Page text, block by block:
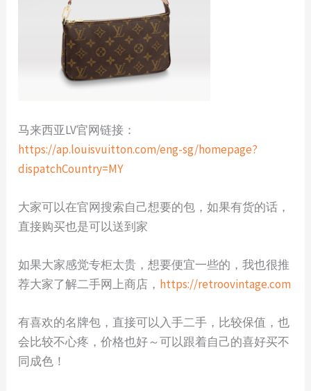
马来西亚LV官网链接：
https://ap.louisvuitton.com/eng-sg/homepage?
dispatchCountry=MY
大家可以在官网搜索自己想要的包，如果有货的话，
直接购买也是可以送到家
如果大家感觉专柜太贵，想要便宜一些的，我也很推
荐大家了解二手网上商店， https://retroovintage.com
有喜欢的名牌包，直接可以入手二手，比较保值，也
会比较不心疼，价格也好～可以跟着自己的喜好买不
同成色！